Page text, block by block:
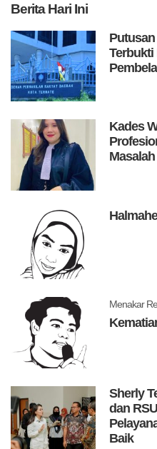
BeritaHari Ini
Terbukti
Kades
Sherly
dan
Baik